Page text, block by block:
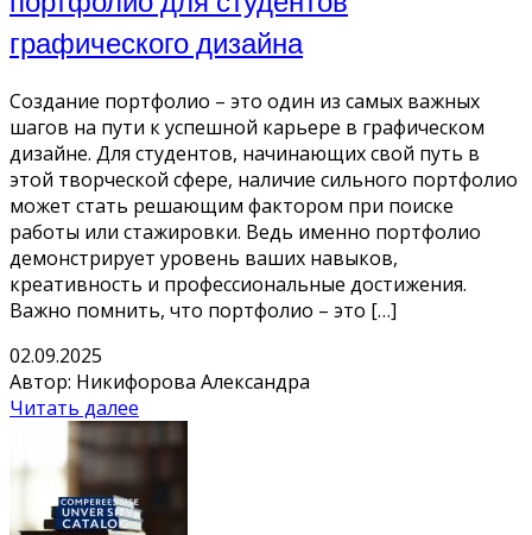
графического дизайна
Создание портфолио – это один из самых важных
шагов на пути к успешной карьере в графическом
дизайне. Для студентов, начинающих свой путь в
этой творческой сфере, наличие сильного портфолио
может стать решающим фактором при поиске
работы или стажировки. Ведь именно портфолио
демонстрирует уровень ваших навыков,
креативность и профессиональные достижения.
Важно помнить, что портфолио – это […]
02.09.2025
Автор: Никифорова Александра
Читать далее